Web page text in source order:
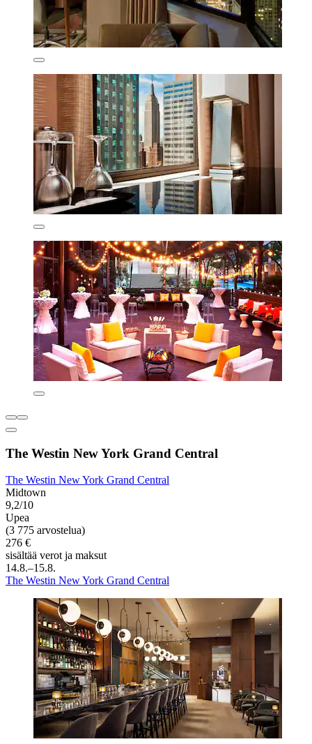
The Westin New York Grand Central
The Westin New York Grand Central
Midtown
9,2/10
Upea
(3 775 arvostelua)
276 €
sisältää verot ja maksut
14.8.–15.8.
The Westin New York Grand Central